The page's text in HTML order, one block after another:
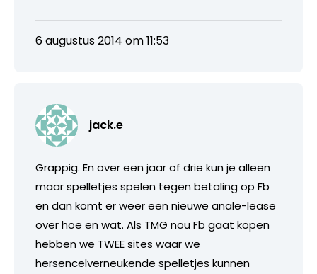
6 augustus 2014 om 11:53
jack.e
Grappig. En over een jaar of drie kun je alleen
maar spelletjes spelen tegen betaling op Fb
en dan komt er weer een nieuwe anale-lease
over hoe en wat. Als TMG nou Fb gaat kopen
hebben we TWEE sites waar we
hersencelverneukende spelletjes kunnen